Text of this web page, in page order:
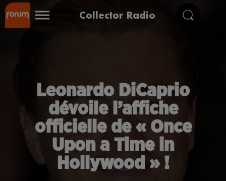
Collector Radio
Leonardo DiCaprio
dévoile l’affiche
officielle de « Once
Upon a Time in
Hollywood » !